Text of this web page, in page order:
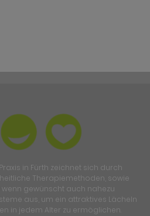
in Fürth zeichnet sich durch
Therapiemethoden, sowie
gewünscht auch nahezu
aus, um ein attraktives Lächeln
in jedem Alter zu ermöglichen.